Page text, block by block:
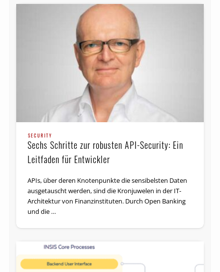
SECURITY
Sechs Schritte zur robusten API-Security: Ein
Leitfaden für Entwickler
APIs, über deren Knotenpunkte die sensibelsten Daten
ausgetauscht werden, sind die Kronjuwelen in der IT-
Architektur von Finanzinstituten. Durch Open Banking
und die …